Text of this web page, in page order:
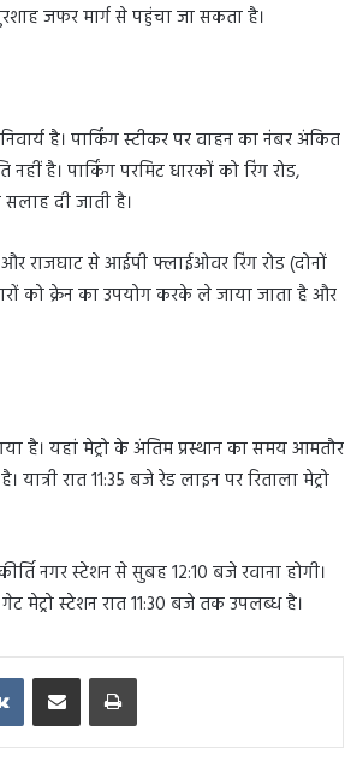
जफर मार्ग से पहुंचा जा सकता है।
है। पार्किंग स्टीकर पर वाहन का नंबर अंकित
है। पार्किंग परमिट धारकों को रिंग रोड,
दी जाती है।
राजघाट से आईपी फ्लाईओवर रिंग रोड (दोनों
को क्रेन का उपयोग करके ले जाया जाता है और
है। यहां मेट्रो के अंतिम प्रस्थान का समय आमतौर
रात 11:35 बजे रेड लाइन पर रिताला मेट्रो
नगर स्टेशन से सुबह 12:10 बजे रवाना होगी।
मेट्रो स्टेशन रात 11:30 बजे तक उपलब्ध है।
VKontakteShare via Email Print